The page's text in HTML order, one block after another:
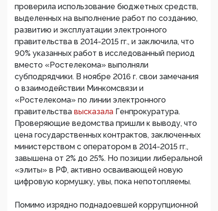
проверила использование бюджетных средств,
выделенных на выполнение работ по созданию,
развитию и эксплуатации электронного
правительства в 2014-2015 гг., и заключила, что
90% указанных работ в исследованный период
вместо «Ростелекома» выполняли
субподрядчики. В ноябре 2016 г. свои замечания
о взаимодействии Минкомсвязи и
«Ростелекома» по линии электронного
правительства высказала Генпрокуратура.
Проверяющие ведомства пришли к выводу, что
цена государственных контрактов, заключенных
министерством с оператором в 2014-2015 гг.,
завышена от 2% до 25%. Но позиции либеральной
«элиты» в РФ, активно осваивающей новую
цифровую кормушку, увы, пока непотопляемы.
Помимо изрядно поднадоевшей коррупционной